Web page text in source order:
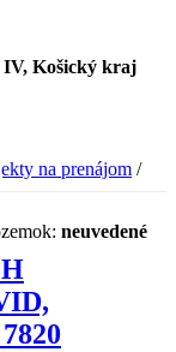
IV, Košický kraj
na prenájom /
neuvedené